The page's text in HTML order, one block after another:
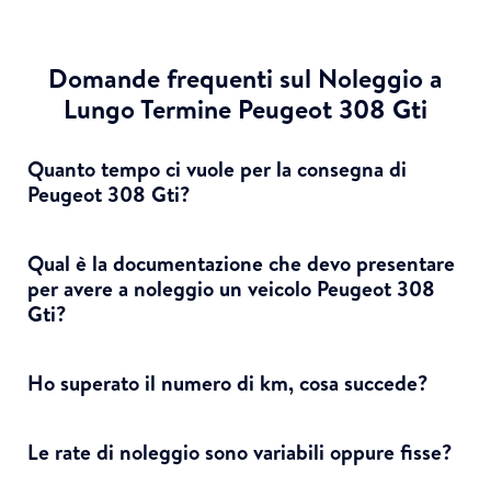
Domande frequenti sul Noleggio a
Lungo Termine Peugeot 308 Gti
Quanto tempo ci vuole per la consegna di
Peugeot 308 Gti?
Qual è la documentazione che devo presentare
per avere a noleggio un veicolo Peugeot 308
Gti?
Ho superato il numero di km, cosa succede?
Le rate di noleggio sono variabili oppure fisse?